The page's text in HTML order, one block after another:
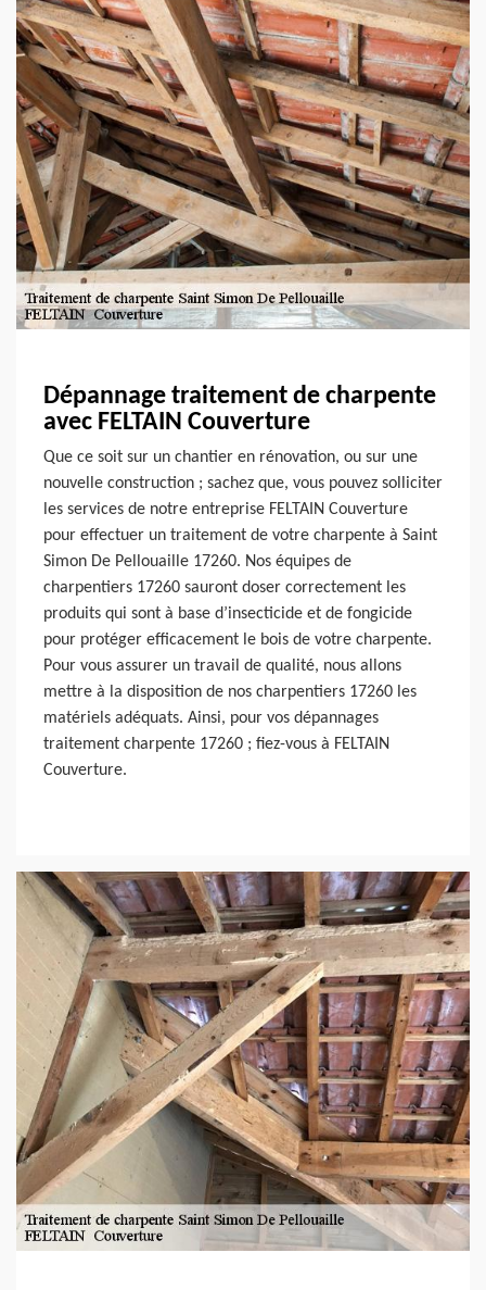
Dépannage traitement de charpente
avec FELTAIN Couverture
Que ce soit sur un chantier en rénovation, ou sur une
nouvelle construction ; sachez que, vous pouvez solliciter
les services de notre entreprise FELTAIN Couverture
pour effectuer un traitement de votre charpente à Saint
Simon De Pellouaille 17260. Nos équipes de
charpentiers 17260 sauront doser correctement les
produits qui sont à base d’insecticide et de fongicide
pour protéger efficacement le bois de votre charpente.
Pour vous assurer un travail de qualité, nous allons
mettre à la disposition de nos charpentiers 17260 les
matériels adéquats. Ainsi, pour vos dépannages
traitement charpente 17260 ; fiez-vous à FELTAIN
Couverture.